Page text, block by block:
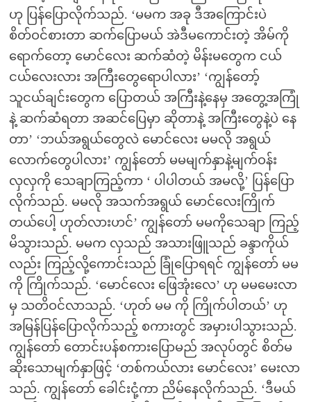
ဟု ပြန်ပြောလိုက်သည်. ‘မမက အခု ဒီအကြောင်းပဲ
စိတ်ဝင်စားတာ ဆက်ပြောမယ် အဲဒီမကောင်းတဲ့ အိမ်ကို
ရောက်တော့ မောင်လေး ဆက်ဆံတဲ့ မိန်းမတွေက ငယ်
ငယ်လေးလား အကြီးတွေရောပါလား’ ‘ကျွန်တော့်
သူငယ်ချင်းတွေက ပြောတယ် အကြီးနဲ့နေမှ အတွေ့အကြုံ
နဲ့ ဆက်ဆံရတာ အဆင်ပြေမှာ ဆိုတာနဲ့ အကြီးတွေနဲ့ပဲ နေ
တာ’ ‘ဘယ်အရွယ်တွေလဲ မောင်လေး မမလို အရွယ်
လောက်တွေပါလား’ ကျွန်တော် မမမျက်နှာနဲ့မျက်ဝန်း
လှလှကို သေချာကြည့်ကာ ‘ ပါပါတယ် အမလို့’ ပြန်ပြော
လိုက်သည်. မမလို အသက်အရွယ် မောင်လေးကြိုက်
တယ်ပေါ့ ဟုတ်လားဟင်’ ကျွန်တော် မမကိုသေချာ ကြည့်
မိသွားသည်. မမက လှသည် အသားဖြူသည် ခန္ဒာကိုယ်
လည်း ကြည့်လို့ကောင်းသည် ခြုံပြောရရင် ကျွန်တော် မမ
ကို ကြိုက်သည်. ‘မောင်လေး ဖြေအုံးလေ’ ဟု မမမေးလာ
မှ သတိဝင်လာသည်. ‘ဟုတ် မမ ကို ကြိုက်ပါတယ်’ ဟု
အမြန်ပြန်ပြောလိုက်သည့် စကားတွင် အမှားပါသွားသည်.
ကျွန်တော် တောင်းပန်စကားပြောမည် အလုပ်တွင် စိတ်မ
ဆိုးသောမျက်နှာဖြင့် ‘တစ်ကယ်လား မောင်လေး’ မေးလာ
သည်. ကျွန်တော် ခေါင်းငုံ့ကာ ညိမ်နေလိုက်သည်. ‘ဒီမယ်